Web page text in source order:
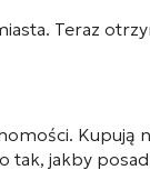
Teraz
Kupują
tak, jakby